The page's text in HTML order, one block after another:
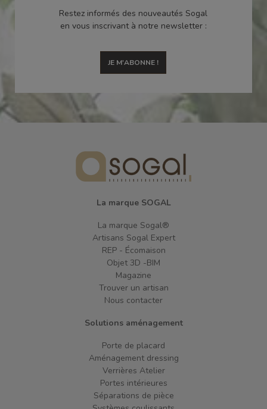
Restez informés des nouveautés Sogal
en vous inscrivant à notre newsletter :
JE M'ABONNE !
La marque SOGAL
La marque Sogal®
Artisans Sogal Expert
REP - Écomaison
Objet 3D -BIM
Magazine
Trouver un artisan
Nous contacter
Solutions aménagement
Porte de placard
Aménagement dressing
Verrières Atelier
Portes intérieures
Séparations de pièce